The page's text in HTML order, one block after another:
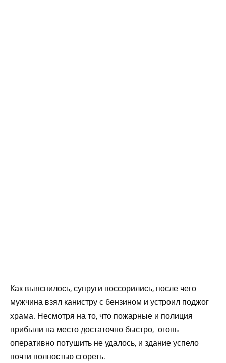
Как выяснилось, супруги поссорились, после чего
мужчина взял канистру с бензином и устроил поджог
храма. Несмотря на то, что пожарные и полиция
прибыли на место достаточно быстро, огонь
оперативно потушить не удалось, и здание успело
почти полностью сгореть.